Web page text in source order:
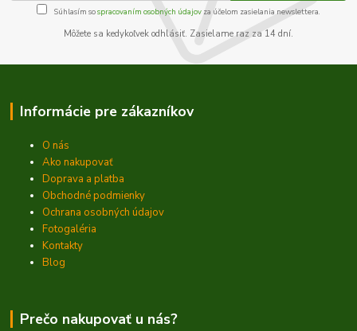
Súhlasím sospracovaním osobných údajov za účelom zasielania newslettera.
Môžete sa kedykoľvek odhlásiť. Zasielame raz za 14 dní.
Informácie pre zákazníkov
O nás
Ako nakupovať
Doprava a platba
Obchodné podmienky
Ochrana osobných údajov
Fotogaléria
Kontakty
Blog
Prečo nakupovať u nás?